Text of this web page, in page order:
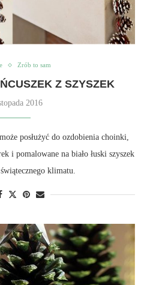
Zrób to sam
Z SZYSZEK
2016
posłużyć do ozdobienia choinki,
i pomalowane na biało łuski szyszek
klimatu.